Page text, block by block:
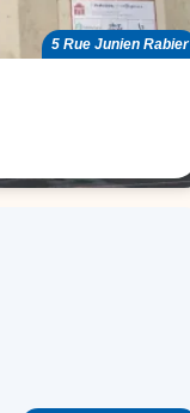
5 Rue Junien Rabier